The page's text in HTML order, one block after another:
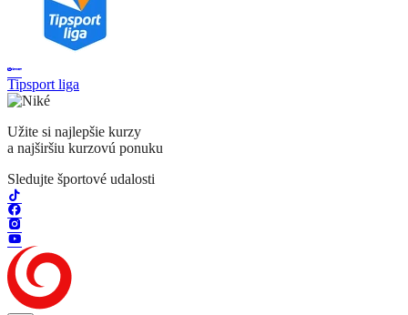
Tipsport liga
Užite si najlepšie kurzy
a najširšiu kurzovú ponuku
Sledujte športové udalosti